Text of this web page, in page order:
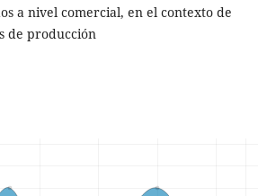
a nivel comercial, en el contexto de
de producción